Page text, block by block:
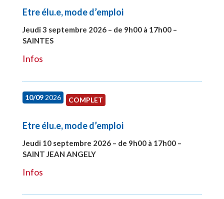
Etre élu.e, mode d’emploi
Jeudi 3 septembre 2026 – de 9h00 à 17h00 –
SAINTES
Infos
10/092026 COMPLET
Etre élu.e, mode d’emploi
Jeudi 10 septembre 2026 – de 9h00 à 17h00 –
SAINT JEAN ANGELY
Infos